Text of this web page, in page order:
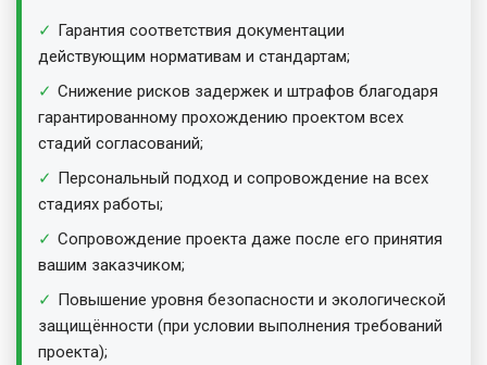
Гарантия соответствия документации
действующим нормативам и стандартам;
Снижение рисков задержек и штрафов благодаря
гарантированному прохождению проектом всех
стадий согласований;
Персональный подход и сопровождение на всех
стадиях работы;
Сопровождение проекта даже после его принятия
вашим заказчиком;
Повышение уровня безопасности и экологической
защищённости (при условии выполнения требований
проекта);